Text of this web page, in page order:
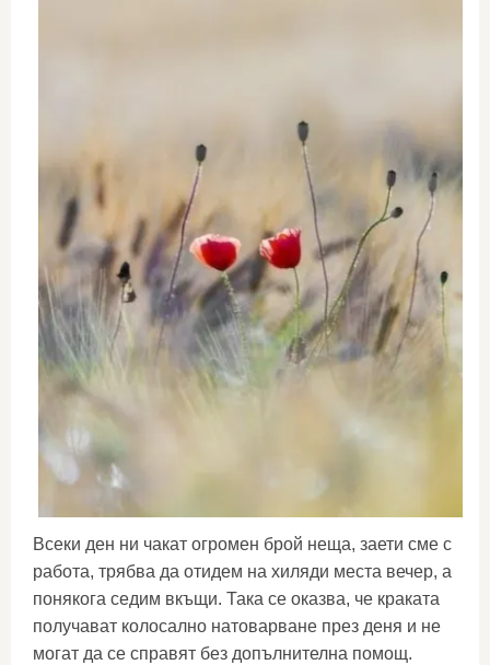
Всеки ден ни чакат огромен брой неща, заети сме с
работа, трябва да отидем на хиляди места вечер, а
понякога седим вкъщи. Така се оказва, че краката
получават колосално натоварване през деня и не
могат да се справят без допълнителна помощ.